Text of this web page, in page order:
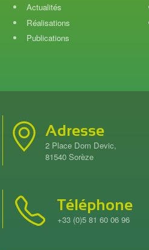
Actualités
Réalisations
Publications
Adresse
2 Place Dom Devic,
81540 Sorèze
Téléphone
+33 (0)5 81 60 06 96